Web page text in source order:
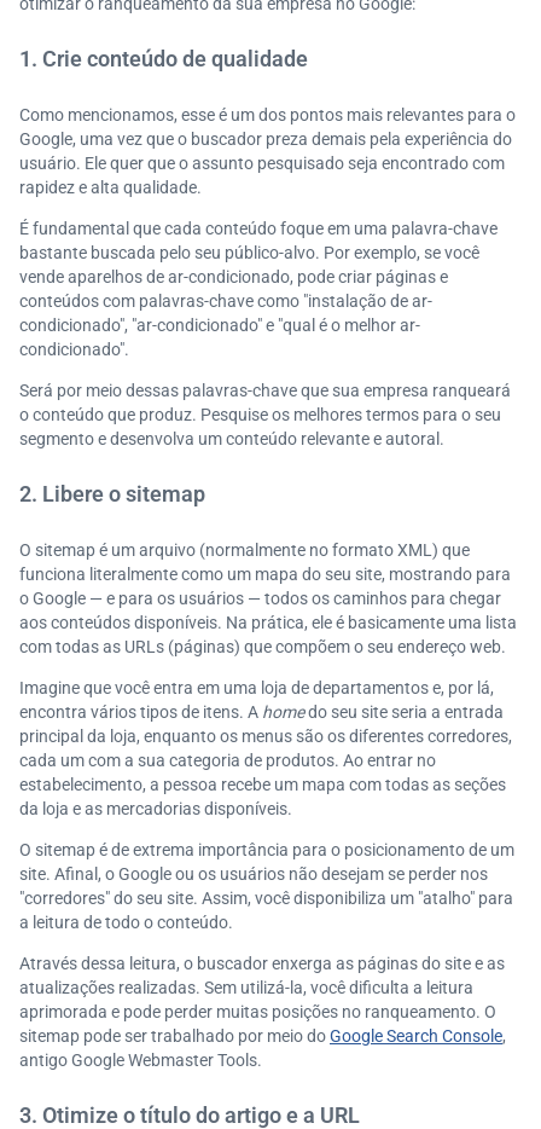
1. Crie conteúdo de qualidade
Como mencionamos, esse é um dos pontos mais relevantes para o
Google, uma vez que o buscador preza demais pela experiência do
usuário. Ele quer que o assunto pesquisado seja encontrado com
rapidez e alta qualidade.
É fundamental que cada conteúdo foque em uma palavra-chave
bastante buscada pelo seu público-alvo. Por exemplo, se você
vende aparelhos de ar-condicionado, pode criar páginas e
conteúdos com palavras-chave como "instalação de ar-
condicionado", "ar-condicionado" e "qual é o melhor ar-
condicionado".
Será por meio dessas palavras-chave que sua empresa ranqueará
o conteúdo que produz. Pesquise os melhores termos para o seu
segmento e desenvolva um conteúdo relevante e autoral.
2. Libere o sitemap
O sitemap é um arquivo (normalmente no formato XML) que
funciona literalmente como um mapa do seu site, mostrando para
o Google — e para os usuários — todos os caminhos para chegar
aos conteúdos disponíveis. Na prática, ele é basicamente uma lista
com todas as URLs (páginas) que compõem o seu endereço web.
Imagine que você entra em uma loja de departamentos e, por lá,
encontra vários tipos de itens. A homedo seu site seria a entrada
principal da loja, enquanto os menus são os diferentes corredores,
cada um com a sua categoria de produtos. Ao entrar no
estabelecimento, a pessoa recebe um mapa com todas as seções
da loja e as mercadorias disponíveis.
O sitemap é de extrema importância para o posicionamento de um
site. Afinal, o Google ou os usuários não desejam se perder nos
"corredores" do seu site. Assim, você disponibiliza um "atalho" para
a leitura de todo o conteúdo.
Através dessa leitura, o buscador enxerga as páginas do site e as
atualizações realizadas. Sem utilizá-la, você dificulta a leitura
aprimorada e pode perder muitas posições no ranqueamento. O
sitemap pode ser trabalhado por meio doGoogle Search Console,
antigo Google Webmaster Tools.
3. Otimize o título do artigo e a URL